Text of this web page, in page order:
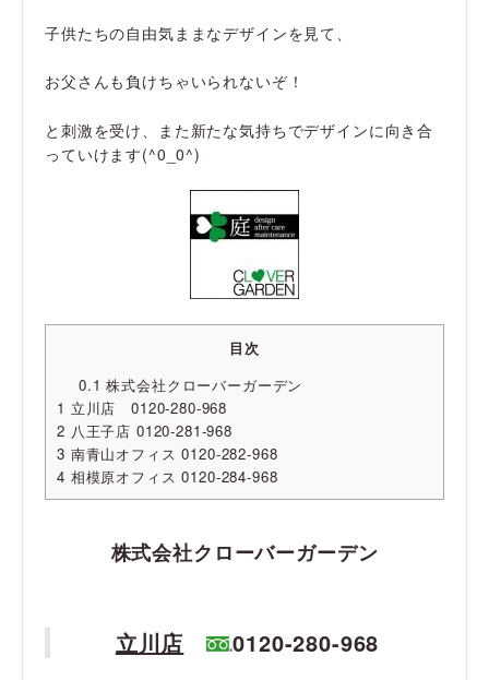
子供たちの自由気ままなデザインを見て、
お父さんも負けちゃいられないぞ！
と刺激を受け、また新たな気持ちでデザインに向き合
っていけます(^0_0^)
目次
0.1 株式会社クローバーガーデン
1 立川店 0120-280-968
2 八王子店 0120-281-968
3 南青山オフィス 0120-282-968
4 相模原オフィス 0120-284-968
株式会社クローバーガーデン
立川店 0120-280-968